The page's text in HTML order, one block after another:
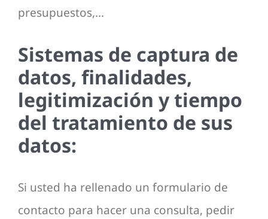
presupuestos,…
Sistemas de captura de
datos, finalidades,
legitimización y tiempo
del tratamiento de sus
datos:
Si usted ha rellenado un formulario de
contacto para hacer una consulta, pedir